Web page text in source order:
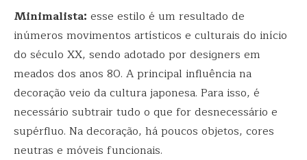
Minimalista: esse estilo é um resultado de
inúmeros movimentos artísticos e culturais do início
do século XX, sendo adotado por designers em
meados dos anos 80. A principal influência na
decoração veio da cultura japonesa. Para isso, é
necessário subtrair tudo o que for desnecessário e
supérfluo. Na decoração, há poucos objetos, cores
neutras e móveis funcionais.